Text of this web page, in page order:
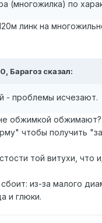
(многожилка) по
линк на
Барагоз сказал:
- проблемы исчезают.
обжимкой
чтобы получить
той витухи, что
из-за малого
и глюки.